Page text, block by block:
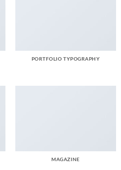
PORTFOLIO TYPOGRAPHY
MAGAZINE